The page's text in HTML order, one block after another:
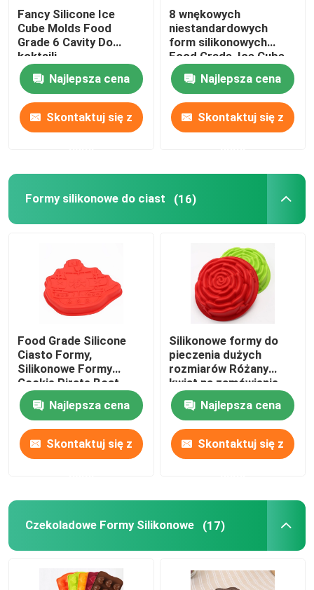
Fancy Silicone Ice
Cube Molds Food
Grade 6 Cavity Do
koktajli
Najlepsza cena
Skontaktuj się z
8 wnękowych
niestandardowych
form silikonowych
Food Grade, Ice Cube
Mold Coffee Bean
ShapedNajlepsza cena
Skontaktuj się z
Formy silikonowe do ciast (16)
Food Grade Silicone
Ciasto Formy,
Silikonowe Formy
Cookie Pirate Boat
Shaped
Najlepsza cena
Skontaktuj się z
Silikonowe formy do
pieczenia dużych
rozmiarów Różany
kwiat na zamówienie
Najlepsza cena
Skontaktuj się z
Czekoladowe Formy Silikonowe (17)